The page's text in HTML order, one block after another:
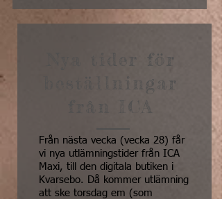
Nya tider för
beställningar
från ICA
Från nästa vecka (vecka 28) får
vi nya utlämningstider från ICA
Maxi, till den digitala butiken i
Kvarsebo. Då kommer utlämning
att ske torsdag em (som